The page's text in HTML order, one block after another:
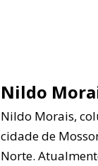
Nildo
Nildo Morais,
cidade de
Norte.